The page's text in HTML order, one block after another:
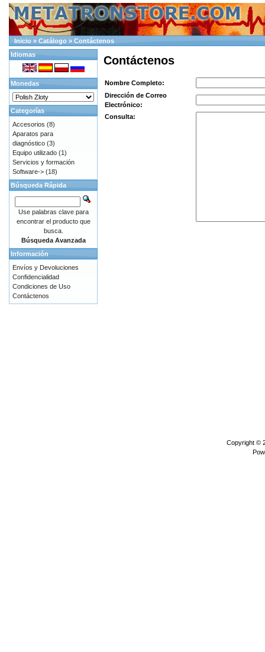
Inicio » Catálogo » Contáctenos
Contáctenos
Nombre Completo:
Dirección de Correo
Electrónico:
Consulta:
Idiomas
Monedas
Categorías
Accesorios (8)
Aparatos para
diagnóstico (3)
Equipo utilizado (1)
Servicios y formación
Software-> (18)
Búsqueda Rápida
Use palabras clave para
encontrar el producto que
busca.
Búsqueda Avanzada
Información
Envíos y Devoluciones
Confidencialidad
Condiciones de Uso
Contáctenos
Copyright ©